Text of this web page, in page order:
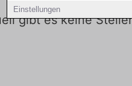
Einstellungen
gibt es keine